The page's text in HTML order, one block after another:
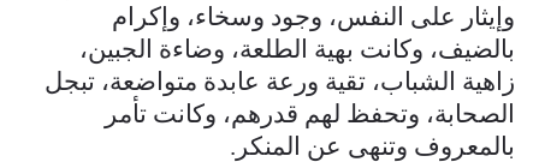
وإيثار على النفس، وجود وسخاء، وإكرام
بالضيف، وكانت بهية الطلعة، وضاءة الجبين،
زاهية الشباب، تقية ورعة عابدة متواضعة، تبجل
الصحابة، وتحفظ لهم قدرهم، وكانت تأمر
بالمعروف وتنهى عن المنكر.